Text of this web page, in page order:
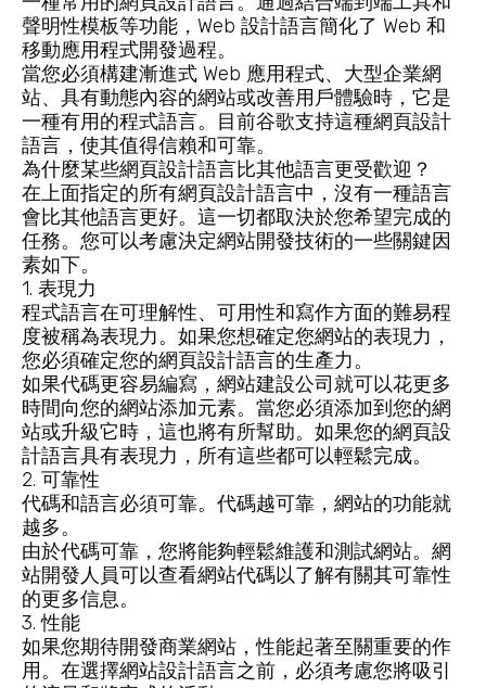
聲明性模板等功能，Web 設計語言簡化了 Web 和
移動應用程式開發過程。
當您必須構建漸進式 Web 應用程式、大型企業網
站、具有動態內容的網站或改善用戶體驗時，它是
一種有用的程式語言。目前谷歌支持這種網頁設計
語言，使其值得信賴和可靠。
為什麼某些網頁設計語言比其他語言更受歡迎？
在上面指定的所有網頁設計語言中，沒有一種語言
會比其他語言更好。這一切都取決於您希望完成的
任務。您可以考慮決定網站開發技術的一些關鍵因
素如下。
1. 表現力
程式語言在可理解性、可用性和寫作方面的難易程
度被稱為表現力。如果您想確定您網站的表現力，
您必須確定您的網頁設計語言的生產力。
如果代碼更容易編寫，網站建設公司就可以花更多
時間向您的網站添加元素。當您必須添加到您的網
站或升級它時，這也將有所幫助。如果您的網頁設
計語言具有表現力，所有這些都可以輕鬆完成。
2. 可靠性
代碼和語言必須可靠。代碼越可靠，網站的功能就
越多。
由於代碼可靠，您將能夠輕鬆維護和測試網站。網
站開發人員可以查看網站代碼以了解有關其可靠性
的更多信息。
3. 性能
如果您期待開發商業網站，性能起著至關重要的作
用。在選擇網站設計語言之前，必須考慮您將吸引